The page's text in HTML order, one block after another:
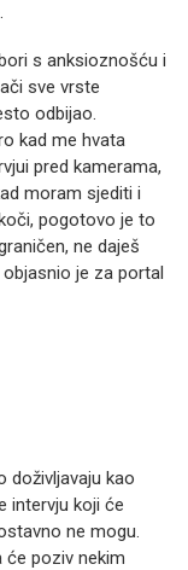
s anksioznošću i
sve vrste
odbijao.
kad me hvata
pred kamerama,
moram sjediti i
pogotovo je to
ne daješ
je za portal
doživljavaju kao
intervju koji će
ne mogu.
će poziv nekim